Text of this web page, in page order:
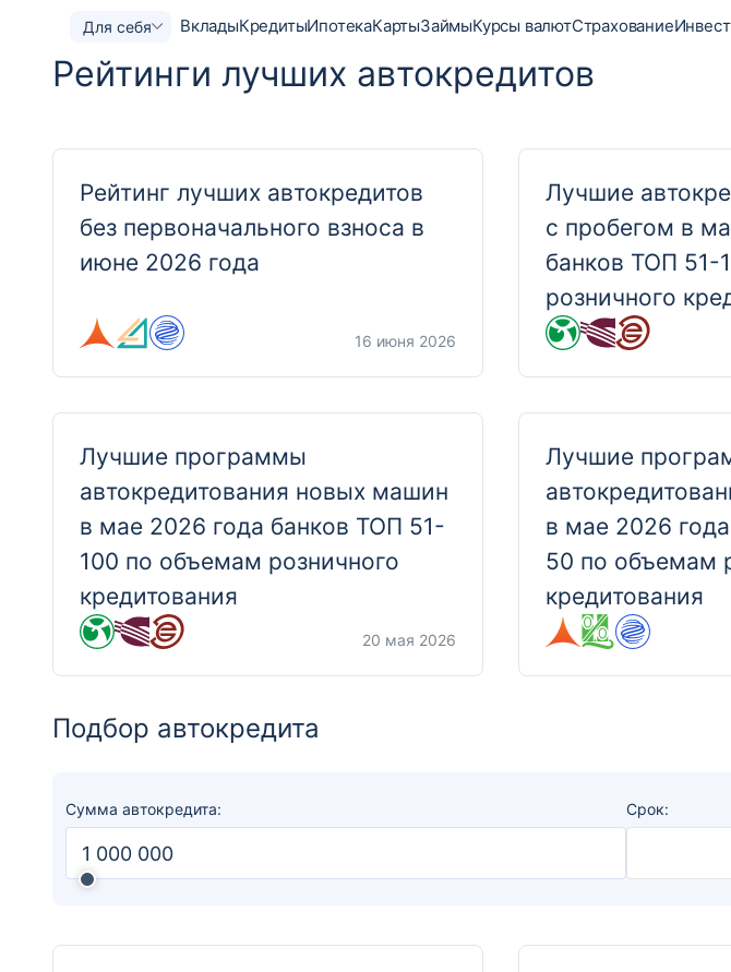
Для себя ВкладыКредитыИпотекаКартыЗаймыКурсы валютСтрахование
Рейтинги лучших автокредитов
Рейтинг лучших автокредитов
без первоначального взноса в
июне 2026 года
16 июня 2026
Лучшие
с пробегом в
банков ТОП 51-
розничного
Лучшие программы
автокредитования новых машин
в мае 2026 года банков ТОП 51-
100 по объемам розничного
кредитования
20 мая 2026
Лучшие
в мае 2026
50 по объемам
кредитования
Подбор автокредита
Сумма автокредита: Срок: